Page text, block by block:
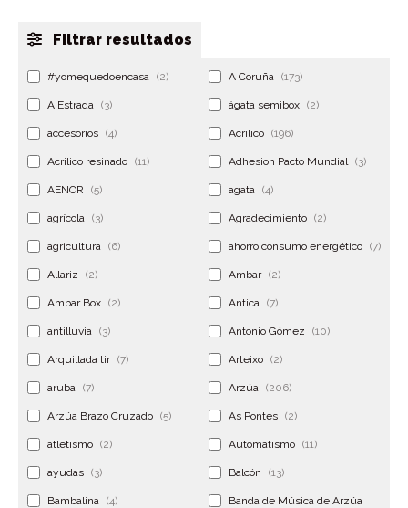
Filtrar resultados
#yomequedoencasa (2) A Coruña (173)
A Estrada (3) ágata semibox (2)
accesorios (4) Acrilico (196)
Acrilico resinado (11) Adhesion Pacto Mundial (3)
AENOR (5) agata (4)
agrícola (3) Agradecimiento (2)
agricultura (6) ahorro consumo energético (7)
Allariz (2) Ambar (2)
Ambar Box (2) Antica (7)
antilluvia (3) Antonio Gómez (10)
Arquillada tir (7) Arteixo (2)
aruba (7) Arzúa (206)
Arzúa Brazo Cruzado (5) As Pontes (2)
atletismo (2) Automatismo (11)
ayudas (3) Balcón (13)
Bambalina (4)
Banda de Música de Arzúa